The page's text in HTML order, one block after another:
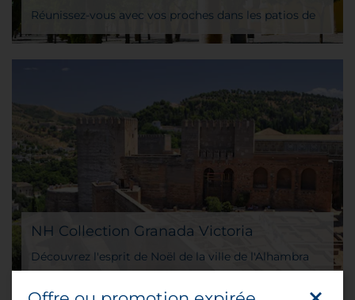
Réunissez-vous avec vos proches dans les patios de
Cordoue
NH Collection Granada Victoria
Découvrez l'esprit de Noël de la ville de l'Alhambra